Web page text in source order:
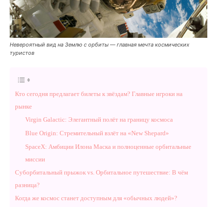
Невероятный вид на Землю с орбиты — главная мечта космических
туристов
Кто сегодня предлагает билеты к звёздам? Главные игроки на
рынке
Virgin Galactic: Элегантный полёт на границу космоса
Blue Origin: Стремительный взлёт на «New Shepard»
SpaceX: Амбиции Илона Маска и полноценные орбитальные
миссии
Суборбитальный прыжок vs. Орбитальное путешествие: В чём
разница?
Когда же космос станет доступным для «обычных людей»?